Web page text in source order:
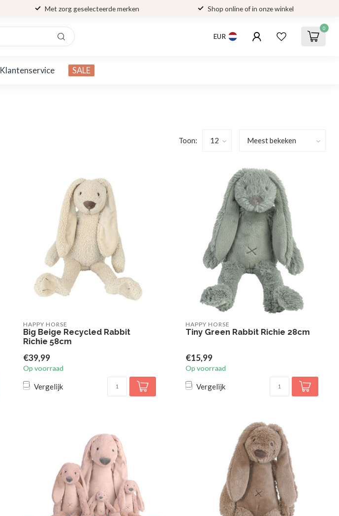
Met zorg geselecteerde merken Shop online of in onze winkel
EUR
0
Klantenservice SALE
Toon:
HAPPY HORSE
Big Beige Recycled Rabbit
Richie 58cm
€39,99
Op voorraad
Vergelijk
HAPPY HORSE
Tiny Green Rabbit Richie 28cm
€15,99
Op voorraad
Vergelijk